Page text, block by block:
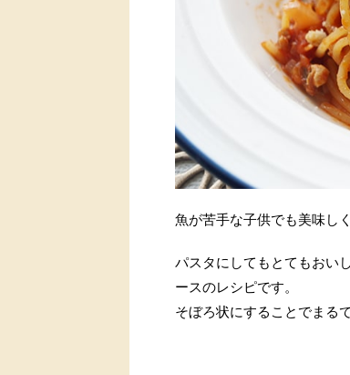
魚が苦手な子供でも美味し
パスタにしてもとてもおい
ースのレシピです。
そぼろ状にすることでまる